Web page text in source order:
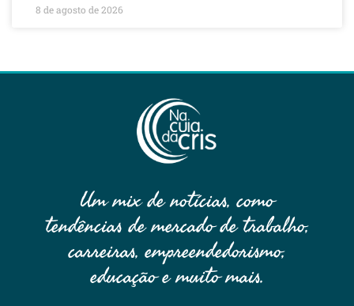
8 de agosto de 2026
Um mix de notícias, como
tendências de mercado de trabalho,
carreiras, empreendedorismo,
educação e muito mais.